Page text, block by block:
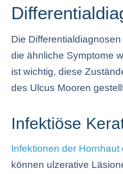
Die
die ähnliche Symptome
ist wichtig, diese
des Ulcus Mooren
Infektiöse
Infektionen der Hornhaut
können ulzerative